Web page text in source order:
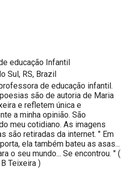
educação Infantil
Sul, RS, Brazil
de educação infantil.
são de autoria de Maria
e refletem única e
a minha opinião. São
meu cotidiano. As imagens
são retiradas da internet. " Em
ela também bateu as asas...
o seu mundo... Se encontrou. " (
Teixeira )